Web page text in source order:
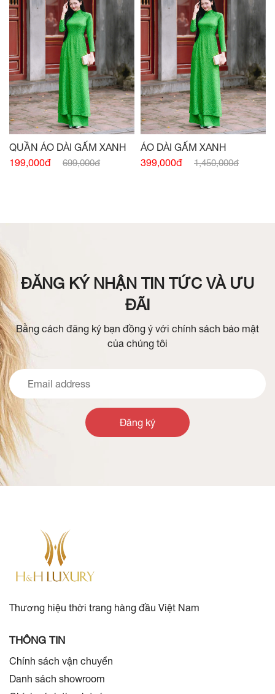
QUẦN ÁO DÀI GẤM XANH
199,000đ
699,000đ
ÁO DÀI GẤM XANH
399,000đ
1,450,000đ
ĐĂNG KÝ NHẬN TIN TỨC VÀ ƯU
ĐÃI
Bằng cách đăng ký bạn đồng ý với chính sách bảo mật
của chúng tôi
Đăng ký
Thương hiệu thời trang hàng đầu Việt Nam
THÔNG TIN
Chính sách vận chuyển
Danh sách showroom